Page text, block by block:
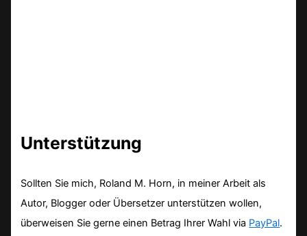
Unterstützung
Sollten Sie mich, Roland M. Horn, in meiner Arbeit als
Autor, Blogger oder Übersetzer unterstützen wollen,
überweisen Sie gerne einen Betrag Ihrer Wahl via PayPal.